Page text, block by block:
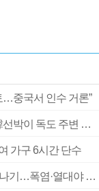
…중국서 인수 거론”
[속보] 여전히 ‘독도는 우리땅’ 외치는 日…韓선박이 독도 주변 해양조사 활동하자 반발
가구 6시간 단수
부산 울산 경남 구름 많고 경남 북서내륙 소나기…폭염·열대야 계속